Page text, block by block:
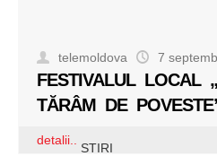
telemoldova 7
FESTIVALUL LOCAL
TĂRÂM DE
detalii..
STIRI